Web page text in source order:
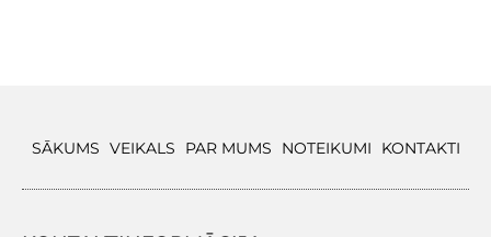
SĀKUMS VEIKALS PAR MUMS NOTEIKUMI KONTAKTI